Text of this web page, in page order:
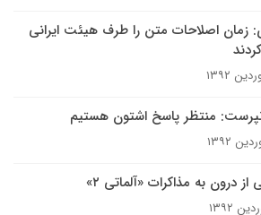
زمان اصلاحات متن را طرف هیئت ایرانی
منتظر پاسخ اشتون هستیم
از درون به مذاکرات «آلماتی ۲»